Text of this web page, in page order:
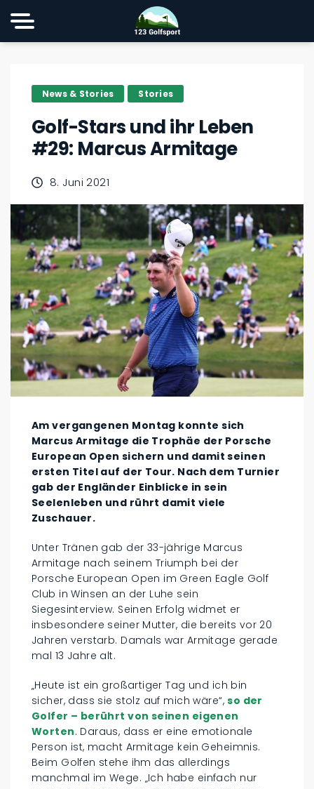
News & Stories Stories
Golf-Stars und ihr Leben
#29: Marcus Armitage
8. Juni 2021
Am vergangenen Montag konnte sich
Marcus Armitage die Trophäe der Porsche
European Open sichern und damit seinen
ersten Titel auf der Tour. Nach dem Turnier
gab der Engländer Einblicke in sein
Seelenleben und rührt damit viele
Zuschauer.
Unter Tränen gab der 33-jährige Marcus
Armitage nach seinem Triumph bei der
Porsche European Open im Green Eagle Golf
Club in Winsen an der Luhe sein
Siegesinterview. Seinen Erfolg widmet er
insbesondere seiner Mutter, die bereits vor 20
Jahren verstarb. Damals war Armitage gerade
mal 13 Jahre alt.
„Heute ist ein großartiger Tag und ich bin
sicher, dass sie stolz auf mich wäre“,so der
Golfer – berührt von seinen eigenen
Worten. Daraus, dass er eine emotionale
Person ist, macht Armitage kein Geheimnis.
Beim Golfen stehe ihm das allerdings
manchmal im Wege. „Ich habe einfach nur